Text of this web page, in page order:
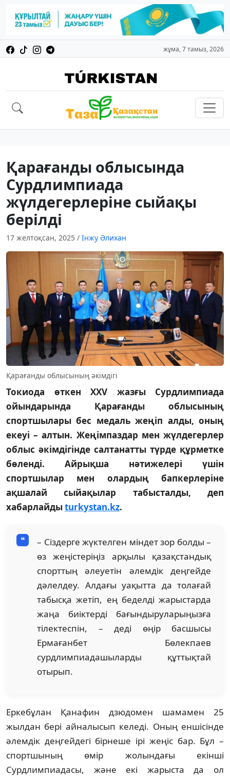
жұма, 7 тамыз, 2026
Қарағанды облысында
Сурдлимпиада
жүлдегерлеріне сыйақы
берілді
17 желтоқсан, 2025 / Інжу Әлихан
Қарағанды облысының әкімдігі
Токиода өткен ХХV жазғы Сурдлимпиада
ойындарында Қарағанды облысының
спортшылары бес медаль жеңіп алды, оның
екеуі – алтын. Жеңімпаздар мен жүлдегерлер
облыс әкімдігінде салтанатты түрде құрметке
бөленді. Айрықша нәтижелері үшін
спортшылар мен олардың бапкерлеріне
ақшалай сыйақылар табысталды, деп
хабарлайдыturkystan.kz.
– Сіздерге жүктелген міндет зор болды –
өз жеңістеріңіз арқылы қазақстандық
спорттың әлеуетін әлемдік деңгейде
дәлелдеу. Алдағы уақытта да толағай
табысқа жетіп, ең беделді жарыстарда
жаңа биіктерді бағындыруларыңызға
тілектеспін, – деді өңір басшысы
Ермағанбет Бөлекпаев
сурдлимпиадашыларды құттықтай
отырып.
Еркебұлан Қанафин дзюдомен шамамен 25
жылдан бері айналысып келеді. Оның еншісінде
әлемдік деңгейдегі бірнеше ірі жеңіс бар. Бұл –
спортшының өмір жолындағы екінші
Сурдлимпиадасы, және екі жарыста да ол